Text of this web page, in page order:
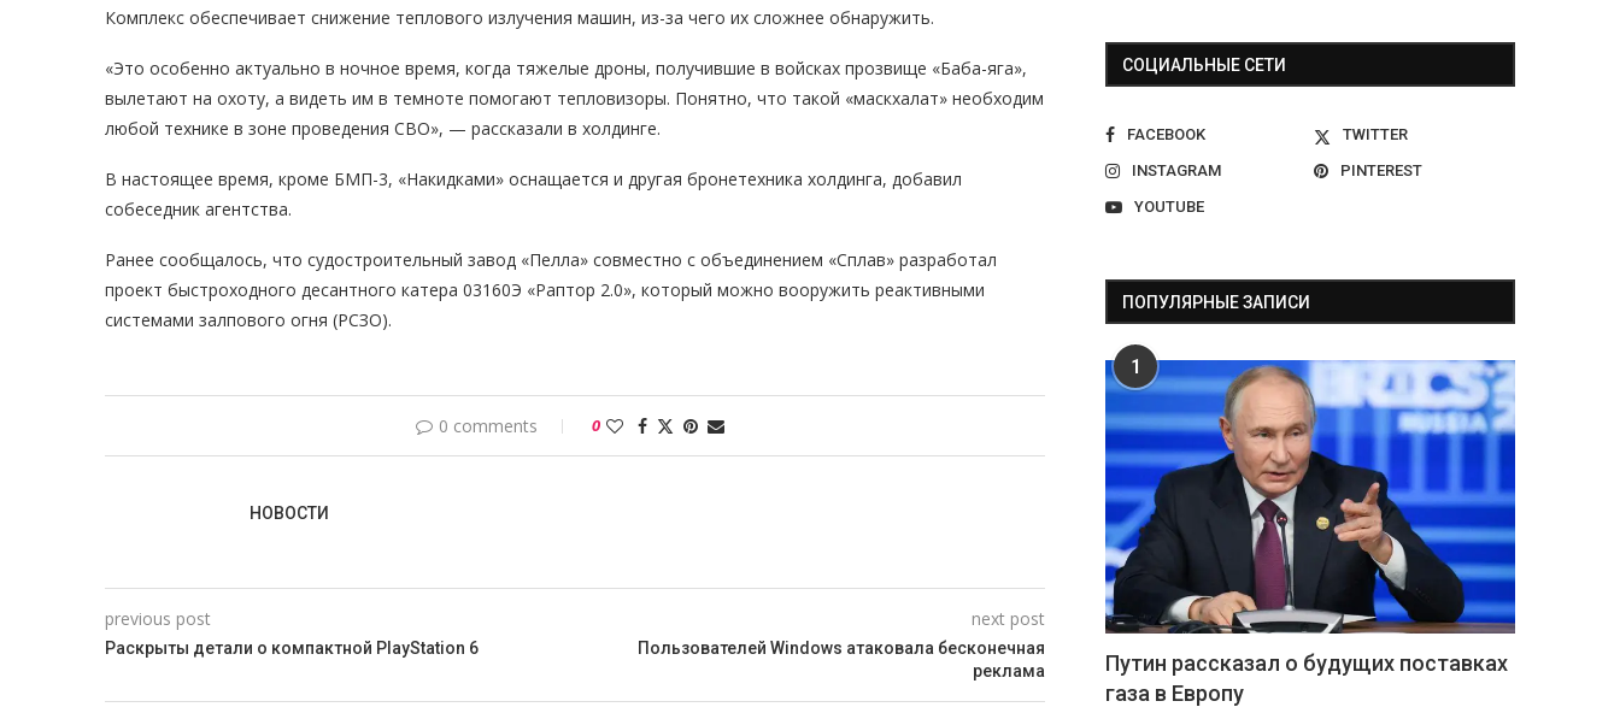
Комплекс обеспечивает снижение теплового излучения машин, из-за чего их сложнее обнаружить.
«Это особенно актуально в ночное время, когда тяжелые дроны, получившие в войсках прозвище «Баба-яга»,
вылетают на охоту, а видеть им в темноте помогают тепловизоры. Понятно, что такой «маскхалат» необходим
любой технике в зоне проведения СВО», — рассказали в холдинге.
В настоящее время, кроме БМП-3, «Накидками» оснащается и другая бронетехника холдинга, добавил
собеседник агентства.
Ранее сообщалось, что судостроительный завод «Пелла» совместно с объединением «Сплав» разработал
проект быстроходного десантного катера 03160Э «Раптор 2.0», который можно вооружить реактивными
системами залпового огня (РСЗО).
0 comments 0
НОВОСТИ
previous post
Раскрыты детали о компактной PlayStation 6
next post
Пользователей Windows атаковала бесконечная
реклама
СОЦИАЛЬНЫЕ СЕТИ
FACEBOOK
TWITTER
INSTAGRAM
PINTEREST
YOUTUBE
ПОПУЛЯРНЫЕ ЗАПИСИ
1
Путин рассказал о будущих поставках
газа в Европу